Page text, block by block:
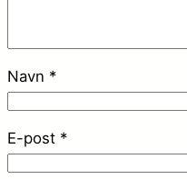
Navn *
E-post *